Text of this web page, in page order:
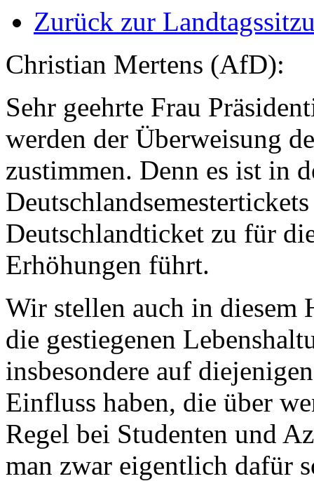
Zurück zur
Christian Mertens (AfD):
Sehr geehrte Frau
werden der Überweisung
zustimmen. Denn es ist in
Deutschlandticket zu für
Erhöhungen führt.
Wir stellen auch in diesem
die gestiegenen
insbesondere auf
Einfluss haben, die über
Regel bei Studenten und
man zwar eigentlich dafür